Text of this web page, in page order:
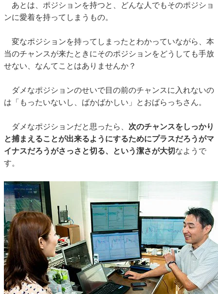
あとは、ポジションを持つと、どんな人でもそのポジショ
ンに愛着を持ってしまうもの。
変なポジションを持ってしまったとわかっていながら、本
当のチャンスが来たときにそのポジションをどうしても手放
せない、なんてことはありませんか？
ダメなポジションのせいで目の前のチャンスに入れないの
は「もったいないし、ばかばかしい」とおばらっちさん。
ダメなポジションだと思ったら、 次のチャンスをしっかり
と捕まえることが出来るようにするためにプラスだろうがマ
イナスだろうがさっさと切る、という潔さが大切 なようで
す。